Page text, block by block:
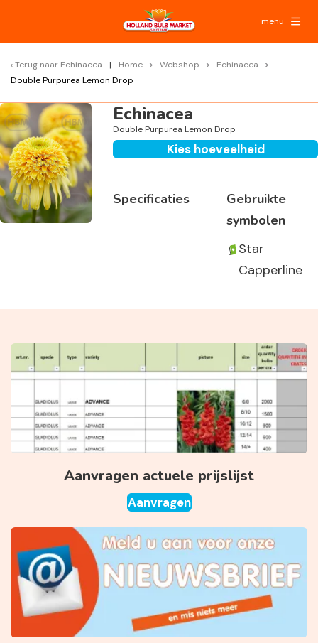
menu
Terug naar Echinacea Home Webshop
Echinacea
Double Purpurea Lemon Drop
Echinacea
Double Purpurea Lemon Drop
Kies hoeveelheid
Specificaties
Gebruikte
symbolen
Star
Capperline
Aanvragen actuele prijslijst
Aanvragen